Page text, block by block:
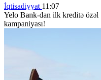
İqtisadiyyat 11:07
Yelo Bank-dan ilk kreditə
kampaniyası!